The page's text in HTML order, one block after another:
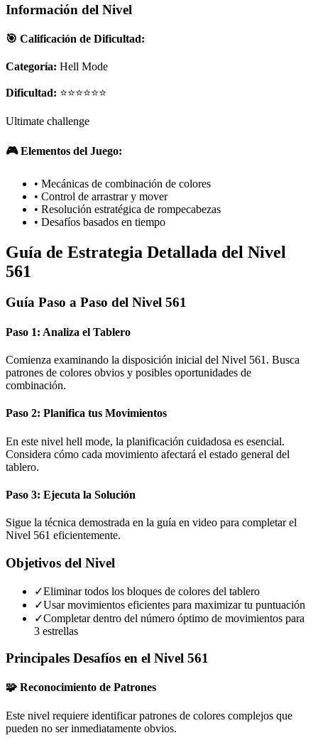
Información del Nivel
🎯 Calificación de Dificultad:
Categoría: Hell Mode
Dificultad: ⭐⭐⭐⭐⭐⭐
Ultimate challenge
🎮 Elementos del Juego:
• Mecánicas de combinación de colores
• Control de arrastrar y mover
• Resolución estratégica de rompecabezas
• Desafíos basados en tiempo
Guía de Estrategia Detallada del Nivel
561
Guía Paso a Paso del Nivel 561
Paso 1: Analiza el Tablero
Comienza examinando la disposición inicial del Nivel 561. Busca
patrones de colores obvios y posibles oportunidades de
combinación.
Paso 2: Planifica tus Movimientos
En este nivel hell mode, la planificación cuidadosa es esencial.
Considera cómo cada movimiento afectará el estado general del
tablero.
Paso 3: Ejecuta la Solución
Sigue la técnica demostrada en la guía en video para completar el
Nivel 561 eficientemente.
Objetivos del Nivel
✓Eliminar todos los bloques de colores del tablero
✓Usar movimientos eficientes para maximizar tu puntuación
✓Completar dentro del número óptimo de movimientos para
3 estrellas
Principales Desafíos en el Nivel 561
🧩 Reconocimiento de Patrones
Este nivel requiere identificar patrones de colores complejos que
pueden no ser inmediatamente obvios.